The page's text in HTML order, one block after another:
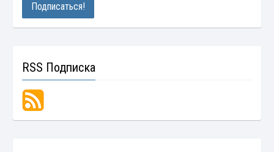
RSS Подписка